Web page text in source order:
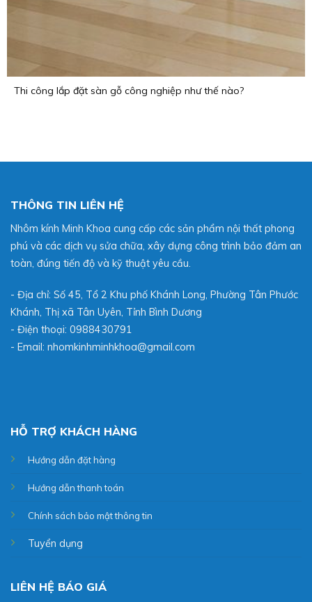
Thi công lắp đặt sàn gỗ công nghiệp như thế nào?
THÔNG TIN LIÊN HỆ
Nhôm kính Minh Khoa cung cấp các sản phẩm nội thất phong
phú và các dịch vụ sửa chữa, xây dựng công trình bảo đảm an
toàn, đúng tiến độ và kỹ thuật yêu cầu.
- Địa chỉ: Số 45, Tổ 2 Khu phố Khánh Long, Phường Tân Phước
Khánh, Thị xã Tân Uyên, Tỉnh Bình Dương
- Điện thoại: 0988430791
- Email: nhomkinhminhkhoa@gmail.com
HỖ TRỢ KHÁCH HÀNG
Hướng dẫn đặt hàng
Hướng dẫn thanh toán
Chính sách bảo mật thông tin
Tuyển dụng
LIÊN HỆ BÁO GIÁ